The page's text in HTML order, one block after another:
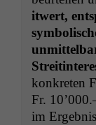
itwert,
konkreten
Fr.
im